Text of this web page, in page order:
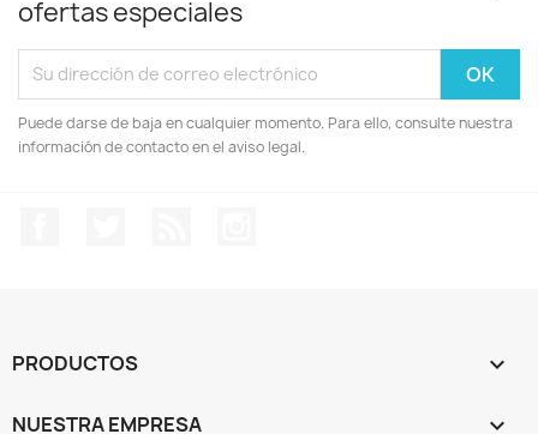
ofertas especiales
Puede darse de baja en cualquier momento. Para ello, consulte nuestra
información de contacto en el aviso legal.
PRODUCTOS 
NUESTRA EMPRESA 